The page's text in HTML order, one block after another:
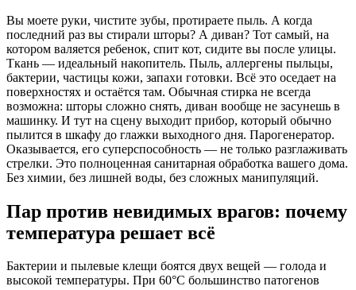
Вы моете руки, чистите зубы, протираете пыль. А когда
последний раз вы стирали шторы? А диван? Тот самый, на
котором валяется ребенок, спит кот, сидите вы после улицы.
Ткань — идеальный накопитель. Пыль, аллергены пыльцы,
бактерии, частицы кожи, запахи готовки. Всё это оседает на
поверхностях и остаётся там. Обычная стирка не всегда
возможна: шторы сложно снять, диван вообще не засунешь в
машинку. И тут на сцену выходит прибор, который обычно
пылится в шкафу до глажки выходного дня. Парогенератор.
Оказывается, его суперспособность — не только разглаживать
стрелки. Это полноценная санитарная обработка вашего дома.
Без химии, без лишней воды, без сложных манипуляций.
Пар против невидимых врагов: почему
температура решает всё
Бактерии и пылевые клещи боятся двух вещей — голода и
высокой температуры. При 60°C большинство патогенов